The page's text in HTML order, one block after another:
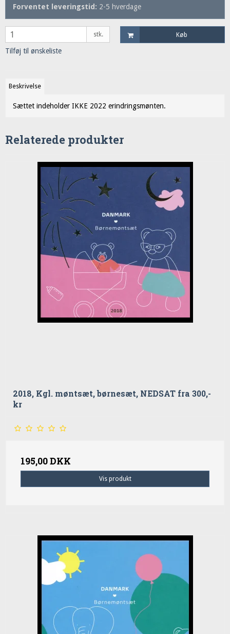
Forventet leveringstid: 2-5 hverdage
stk. Køb
Tilføj til ønskeliste
Beskrivelse
Sættet indeholder IKKE 2022 erindringsmønten.
Relaterede produkter
2018, Kgl. møntsæt, børnesæt, NEDSAT fra 300,-
kr
195,00 DKK
Vis produkt